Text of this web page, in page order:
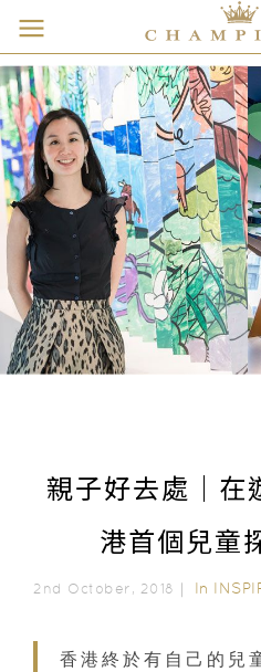
親子好去處｜在
港首個兒童
2nd October, 2018｜ In
香港終於有自己的兒